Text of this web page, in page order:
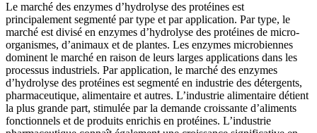
Le marché des enzymes d’hydrolyse des protéines est
principalement segmenté par type et par application. Par type, le
marché est divisé en enzymes d’hydrolyse des protéines de micro-
organismes, d’animaux et de plantes. Les enzymes microbiennes
dominent le marché en raison de leurs larges applications dans les
processus industriels. Par application, le marché des enzymes
d’hydrolyse des protéines est segmenté en industrie des détergents,
pharmaceutique, alimentaire et autres. L’industrie alimentaire détient
la plus grande part, stimulée par la demande croissante d’aliments
fonctionnels et de produits enrichis en protéines. L’industrie